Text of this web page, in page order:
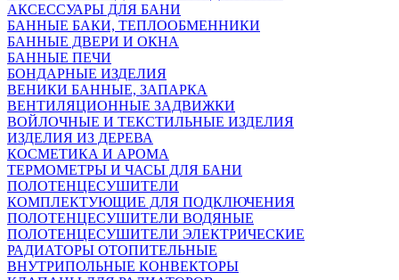
АКСЕССУАРЫ ДЛЯ БАНИ
БАННЫЕ БАКИ, ТЕПЛООБМЕННИКИ
БАННЫЕ ДВЕРИ И ОКНА
БАННЫЕ ПЕЧИ
БОНДАРНЫЕ ИЗДЕЛИЯ
ВЕНИКИ БАННЫЕ, ЗАПАРКА
ВЕНТИЛЯЦИОННЫЕ ЗАДВИЖКИ
ВОЙЛОЧНЫЕ И ТЕКСТИЛЬНЫЕ ИЗДЕЛИЯ
ИЗДЕЛИЯ ИЗ ДЕРЕВА
КОСМЕТИКА И АРОМА
ТЕРМОМЕТРЫ И ЧАСЫ ДЛЯ БАНИ
ПОЛОТЕНЦЕСУШИТЕЛИ
КОМПЛЕКТУЮЩИЕ ДЛЯ ПОДКЛЮЧЕНИЯ
ПОЛОТЕНЦЕСУШИТЕЛИ ВОДЯНЫЕ
ПОЛОТЕНЦЕСУШИТЕЛИ ЭЛЕКТРИЧЕСКИЕ
РАДИАТОРЫ ОТОПИТЕЛЬНЫЕ
ВНУТРИПОЛЬНЫЕ КОНВЕКТОРЫ